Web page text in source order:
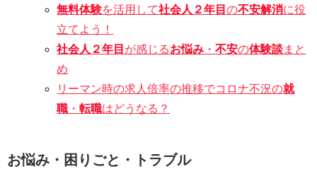
無料体験を活用して社会人２年目の不安解消に役
立てよう！
社会人２年目 が感じるお悩み ・不安の体験談まと
め
リーマン時の求人倍率の推移でコロナ不況の就
職 ・転職はどうなる？
お悩み・困りごと・トラブル